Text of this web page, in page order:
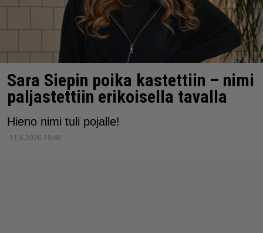
Sara Siepin poika kastettiin – nimi
paljastettiin erikoisella tavalla
Hieno nimi tuli pojalle!
11.6.2026 19:46